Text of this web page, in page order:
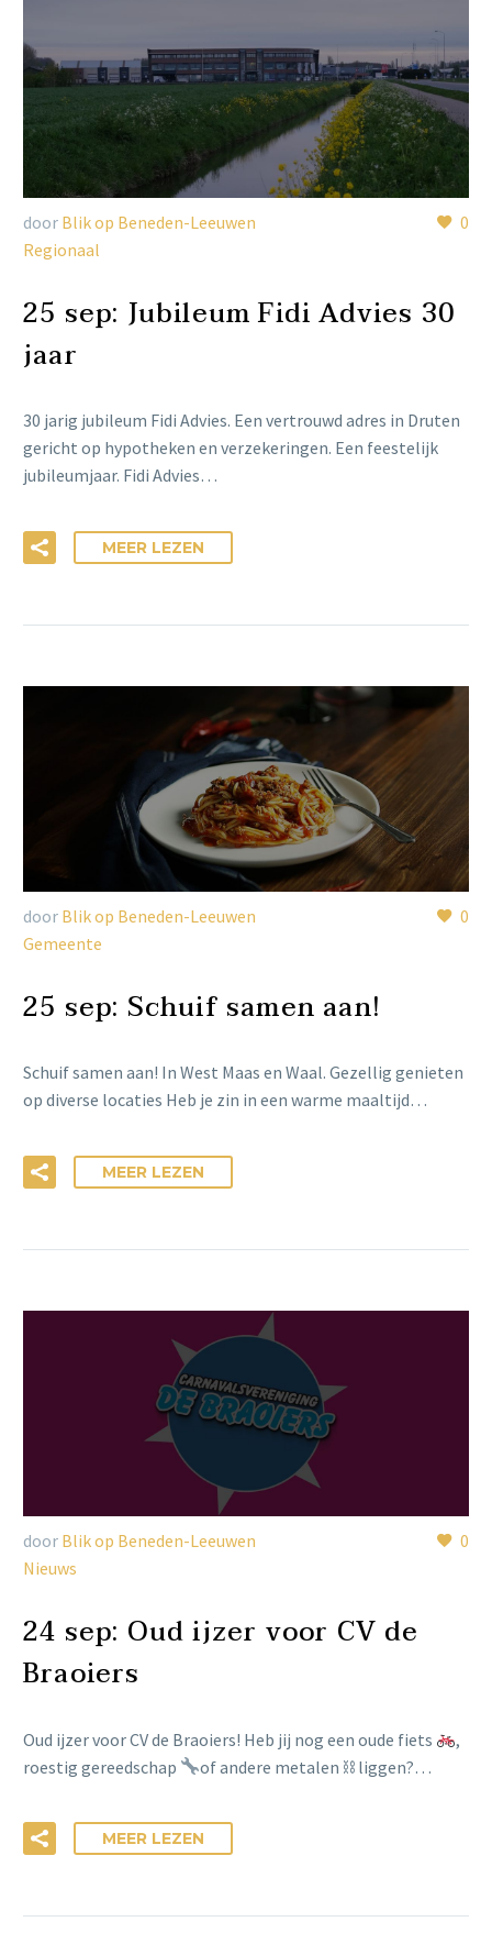
0
door Blik op Beneden-Leeuwen
Regionaal
25 sep: Jubileum Fidi Advies 30
jaar
30 jarig jubileum Fidi Advies. Een vertrouwd adres in Druten
gericht op hypotheken en verzekeringen. Een feestelijk
jubileumjaar. Fidi Advies…
MEER LEZEN
0
door Blik op Beneden-Leeuwen
Gemeente
25 sep: Schuif samen aan!
Schuif samen aan! In West Maas en Waal. Gezellig genieten
op diverse locaties Heb je zin in een warme maaltijd…
MEER LEZEN
0
door Blik op Beneden-Leeuwen
Nieuws
24 sep: Oud ijzer voor CV de
Braoiers
Oud ijzer voor CV de Braoiers! Heb jij nog een oude fiets
,
roestig gereedschap
of andere metalen ⛓ liggen?…
MEER LEZEN